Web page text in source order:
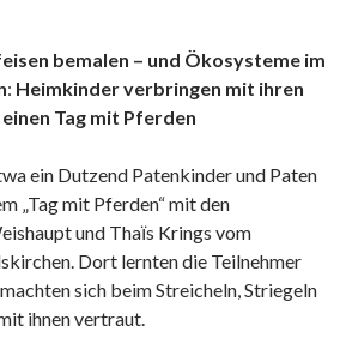
bemalen – und Ökosysteme im
: Heimkinder verbringen mit ihren
Tag mit Pferden
ein Dutzend Patenkinder und Paten
„Tag mit Pferden“ mit den
und Thaїs Krings vom
Dort lernten die Teilnehmer
sich beim Streicheln, Striegeln
ihnen vertraut.